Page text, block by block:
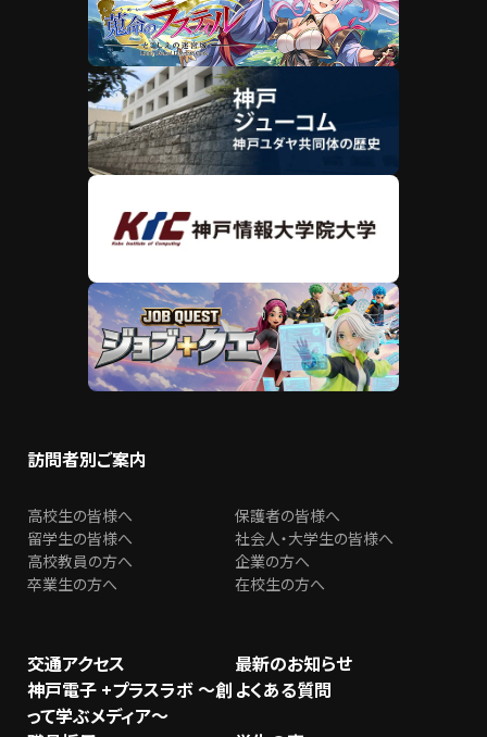
訪問者別ご案内
高校生の皆様へ
保護者の皆様へ
留学生の皆様へ
社会人・大学生の皆様へ
高校教員の方へ
企業の方へ
卒業生の方へ
在校生の方へ
交通アクセス
最新のお知らせ
神戸電子 +プラスラボ ～創
って学ぶメディア～
よくある質問